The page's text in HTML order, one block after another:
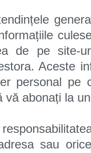
vă abonați la